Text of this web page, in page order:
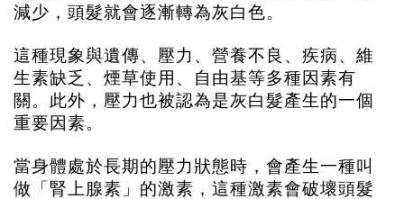
減少，頭髮就會逐漸轉為灰白色。
這種現象與遺傳、壓力、營養不良、疾病、維
生素缺乏、煙草使用、自由基等多種因素有
關。此外，壓力也被認為是灰白髮產生的一個
重要因素。
當身體處於長期的壓力狀態時，會產生一種叫
做「腎上腺素」的激素，這種激素會破壞頭髮